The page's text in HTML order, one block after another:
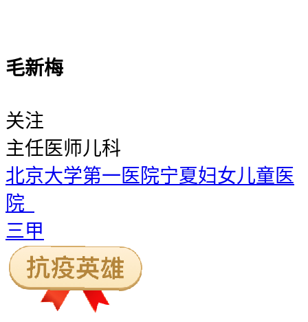
毛新梅
关注
主任医师儿科
北京大学第一医院宁夏妇女儿童医
院
三甲